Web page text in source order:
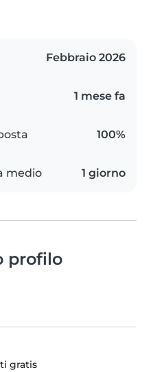
Febbraio 2026
1 mese fa
100%
medio 1 giorno
profilo
gratis